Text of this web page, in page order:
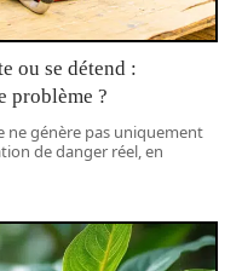
ou se détend :
problème ?
ne génère pas uniquement
de danger réel, en